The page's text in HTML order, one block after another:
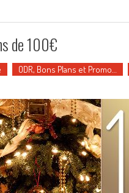
de 100€
ODR, Bons Plans et Promo…